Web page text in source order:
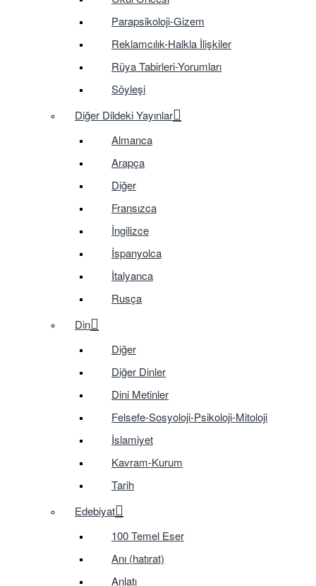
Parapsikoloji-Gizem
Reklamcılık-Halkla İlişkiler
Rüya Tabirleri-Yorumları
Söyleşi
Diğer Dildeki Yayınlar
Almanca
Arapça
Diğer
Fransızca
İngilizce
İspanyolca
İtalyanca
Rusça
Din
Diğer
Diğer Dinler
Dini Metinler
Felsefe-Sosyoloji-Psikoloji-Mitoloji
İslamiyet
Kavram-Kurum
Tarih
Edebiyat
100 Temel Eser
Anı (hatırat)
Anlatı